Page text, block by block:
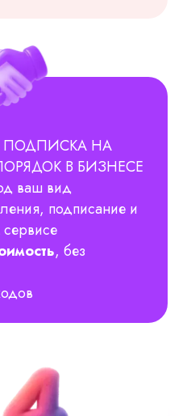
ПОДПИСКА НА
В БИЗНЕСЕ
ваш вид
подписание и
, без